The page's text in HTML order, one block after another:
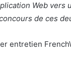
Web
de ces
entretien